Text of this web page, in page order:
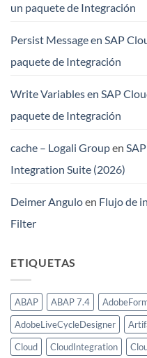
un paquete de Integración
Persist Message en SAP
paquete de Integración
Write Variables en SAP
paquete de Integración
cache – Logali Groupen
Integration Suite (2026)
Deimer Anguloen Flujo de
Filter
ETIQUETAS
ABAP ABAP 7.4
AdobeLiveCycleDesigner
Cloud
CloudIntegration